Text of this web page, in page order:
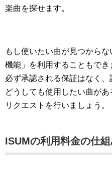
楽曲を探せます。
もし使いたい曲が見つから
機能」を利用することもで
必ず承認される保証はなく、
どうしても使用したい曲が
リクエストを行いましょう。
ISUMの利用料金の仕